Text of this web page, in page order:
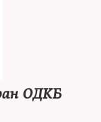
ОДКБ